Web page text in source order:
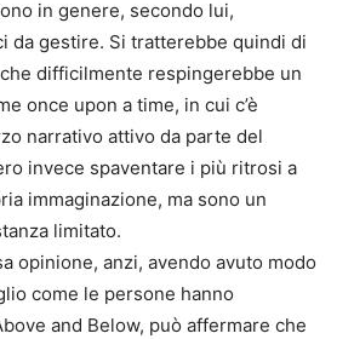
in genere, secondo lui,
da gestire. Si tratterebbe quindi di
difficilmente respingerebbe un
once upon a time, in cui c’è
narrativo attivo da parte del
invece spaventare i più ritrosi a
immaginazione, ma sono un
limitato.
opinione, anzi, avendo avuto modo
come le persone hanno
and Below, può affermare che